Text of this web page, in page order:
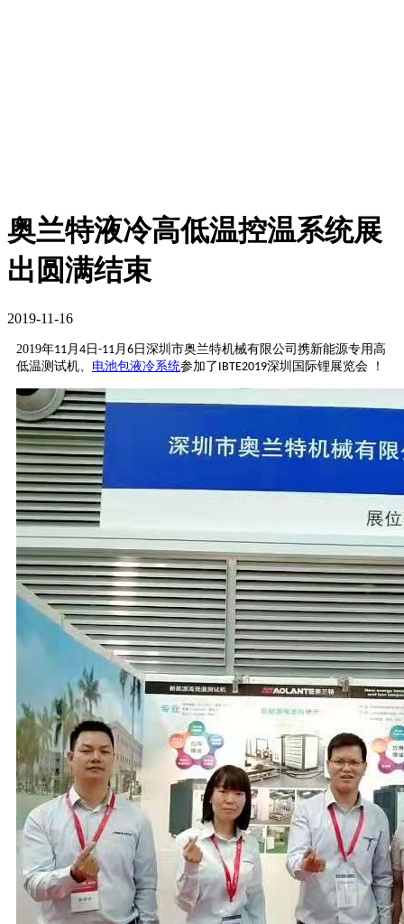
奥兰特液冷高低温控温系统展
出圆满结束
2019-11-16
2019年11 月 4日-11 月 6日深圳市奥兰特机械有限公司携新能源专用高
低温测试机、 电池包液冷系统参加了 IBTE2019深圳国际锂展览会 ！